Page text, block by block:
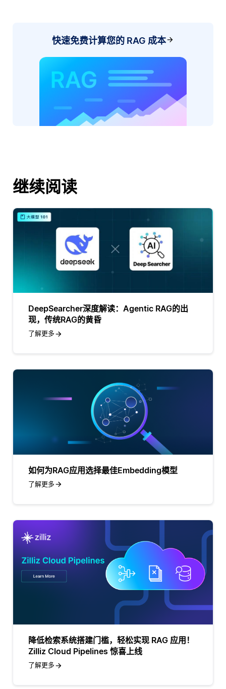
快速免费计算您的 RAG 成本
继续阅读
DeepSearcher深度解读：Agentic RAG的出
现，传统RAG的黄昏
了解更多
如何为RAG应用选择最佳Embedding模型
了解更多
降低检索系统搭建门槛，轻松实现 RAG 应用！
Zilliz Cloud Pipelines 惊喜上线
了解更多